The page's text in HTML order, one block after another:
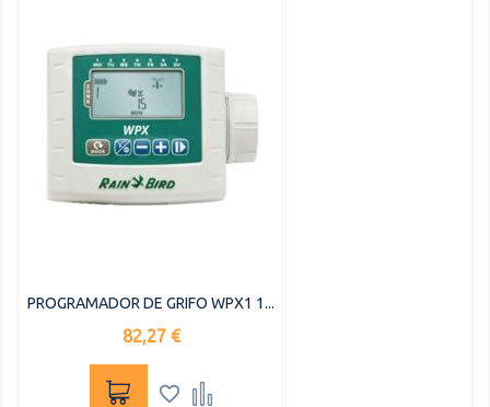
PROGRAMADOR DE GRIFO WPX1 1...
Precio
82,27 €
 